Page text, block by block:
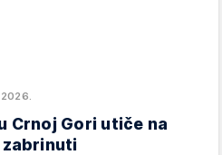
Crnoj Gori utiče na